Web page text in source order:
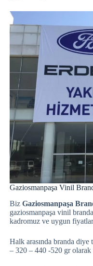
Gaziosmanpaşa Vinil
Biz Gaziosmanpaşa
gaziosmanpaşa vinil
kadromuz ve uygun
Halk arasında branda
– 320 – 440 -520 gr olarak